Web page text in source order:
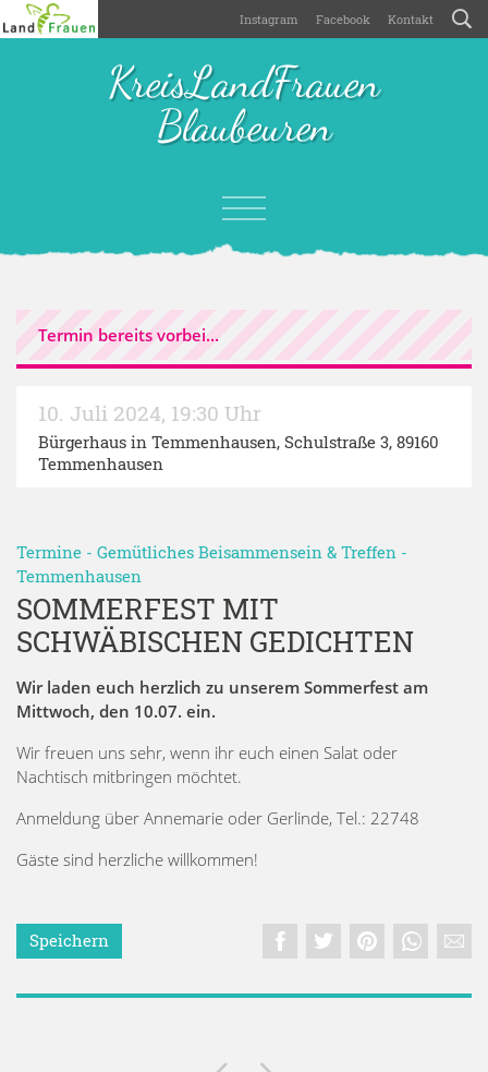
Instagram Facebook Kontakt
KreisLandFrauen
Blaubeuren
Termin bereits vorbei...
10. Juli 2024, 19:30 Uhr
Bürgerhaus in Temmenhausen, Schulstraße 3, 89160
Temmenhausen
Termine - Gemütliches Beisammensein & Treffen -
Temmenhausen
SOMMERFEST MIT
SCHWÄBISCHEN GEDICHTEN
Wir laden euch herzlich zu unserem Sommerfest am
Mittwoch, den 10.07. ein.
Wir freuen uns sehr, wenn ihr euch einen Salat oder
Nachtisch mitbringen möchtet.
Anmeldung über Annemarie oder Gerlinde, Tel.: 22748
Gäste sind herzliche willkommen!
Speichern